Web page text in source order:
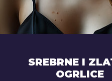
SREBRNE I
OGRLICE